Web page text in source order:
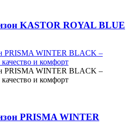
KASTOR ROYAL BLUE
PRISMA WINTER